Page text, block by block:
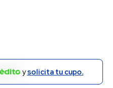
ysolicita tu cupo.